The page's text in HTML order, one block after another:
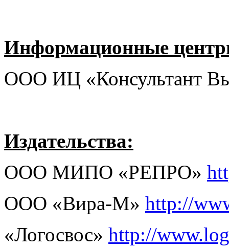
Информационные
ООО ИЦ «Консультант
Издательства:
ООО МИПО «РЕПРО»
ООО «Вира-М» http://
«Логосвос» http://